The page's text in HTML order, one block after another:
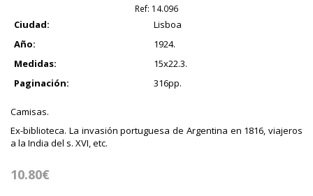
Ref: 14.096
Ciudad:
Lisboa
Año:
1924.
Medidas:
15x22.3.
Paginación:
316pp.
Camisas.
Ex-biblioteca. La invasión portuguesa de Argentina en 1816, viajeros
a la India del s. XVI, etc.
10.80€